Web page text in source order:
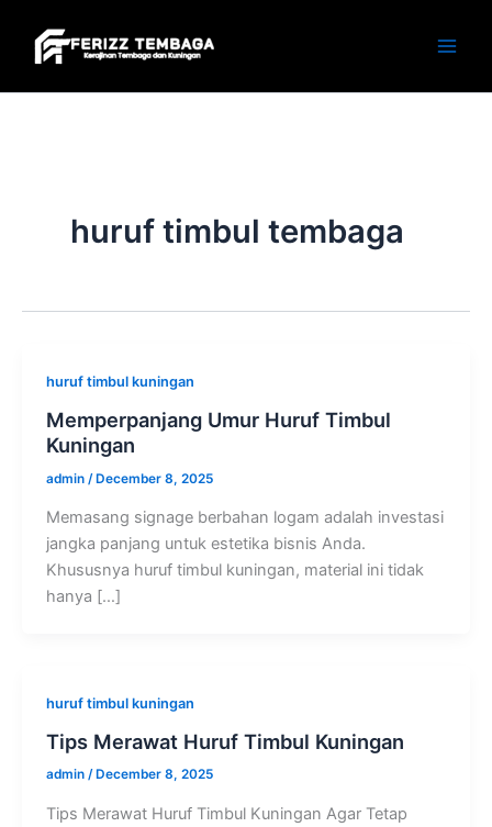
content
huruf timbul tembaga
huruf timbul kuningan
Memperpanjang Umur Huruf Timbul
Kuningan
admin /December 8, 2025
Memasang signage berbahan logam adalah investasi
jangka panjang untuk estetika bisnis Anda.
Khususnya huruf timbul kuningan, material ini tidak
hanya […]
huruf timbul kuningan
Tips Merawat Huruf Timbul Kuningan
admin / December 8, 2025
Tips Merawat Huruf Timbul Kuningan Agar Tetap